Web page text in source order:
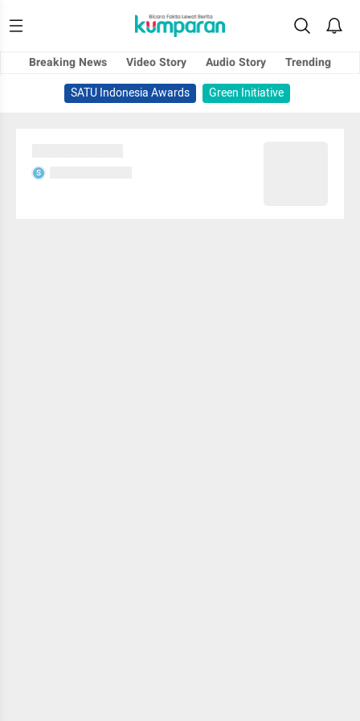
Breaking News Video Story Audio Story
Trending
SATU Indonesia Awards
Green Initiative
S